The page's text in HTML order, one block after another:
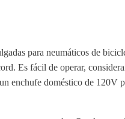
para neumáticos de
Es fácil de operar,
enchufe doméstico de 120V